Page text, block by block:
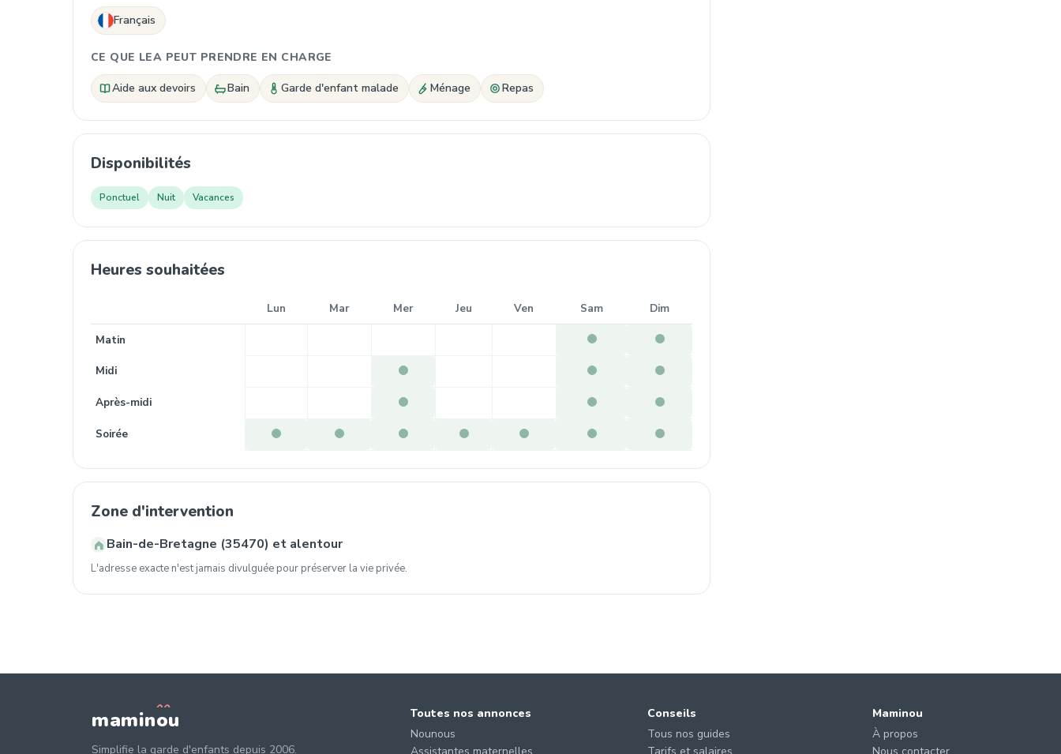
Français
CE QUE LEA PEUT PRENDRE EN CHARGE
Aide aux devoirs Bain Garde d'enfant malade Ménage Repas
Disponibilités
Ponctuel Nuit Vacances
Heures souhaitées
Lun Mar Mer Jeu Ven Sam Dim
Matin
Midi
Après-midi
Soirée
Zone d'intervention
Bain-de-Bretagne (35470) et alentour
L'adresse exacte n'est jamais divulguée pour préserver la vie privée.
maminou
Simplifie la garde d'enfants depuis 2006.
Toutes nos annonces
Nounous
Conseils
Tous nos guides
Maminou
À propos